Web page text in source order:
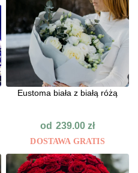
Eustoma biała z białą różą
od 239.00zł
DOSTAWA GRATIS